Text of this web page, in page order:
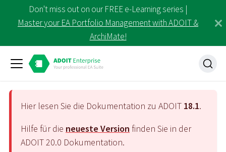
Don't miss out on our FREE e-Learning series |
Master your EA Portfolio Management with ADOIT &
ArchiMate!
Hier lesen Sie die Dokumentation zu ADOIT 18.1.
Hilfe für die neueste Version finden Sie in der
ADOIT20.0 Dokumentation.